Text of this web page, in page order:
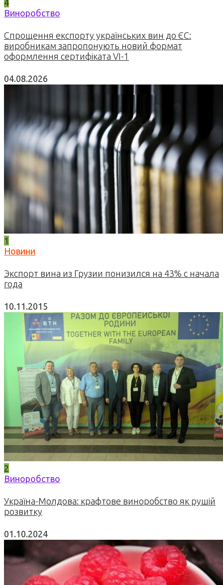
4
Виноробство
Спрощення експорту українських вин до ЄС:
виробникам запропонують новий формат
оформлення сертифіката VI-1
04.08.2026
1
Новини
Экспорт вина из Грузии понизился на 43% с начала
года
10.11.2015
2
Виноробство
Україна-Молдова: крафтове виноробство як рушій
розвитку
01.10.2024